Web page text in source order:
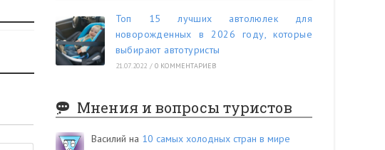
Топ 15 лучших автолюлек для
новорожденных в 2026 году, которые
выбирают автотуристы
21.07.2022 / 0 КОММЕНТАРИЕВ
Мнения и вопросы туристов
Василий на 10 самых холодных стран в мире